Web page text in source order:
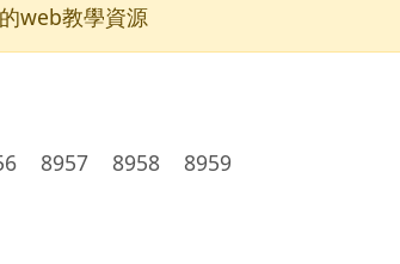
web教學資源
8957 8958 8959